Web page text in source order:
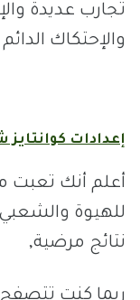
تجارب عديدة
والإحتكاك
إعدادات
أعلم أنك تعبت
للهيوة
نتائج مرضية,
ربما كنت